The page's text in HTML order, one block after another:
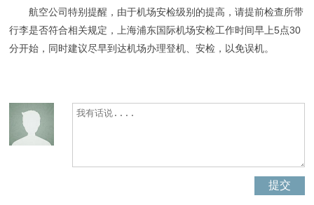
航空公司特别提醒，由于机场安检级别的提高，请提前检查所带
行李是否符合相关规定，上海浦东国际机场安检工作时间早上5点30
分开始，同时建议尽早到达机场办理登机、安检，以免误机。